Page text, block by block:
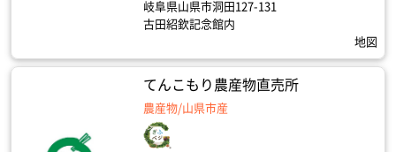
岐阜県山県市洞田127-131
古田紹欽記念館内
地図
てんこもり農産物直売所
農産物/山県市産